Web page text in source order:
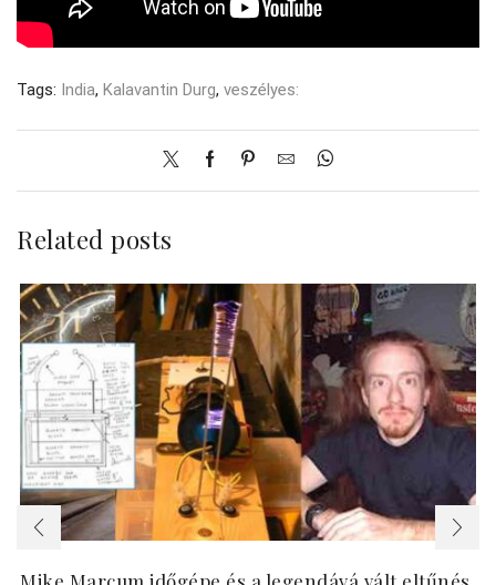
Tags: India, Kalavantin Durg, veszélyes:
Related posts